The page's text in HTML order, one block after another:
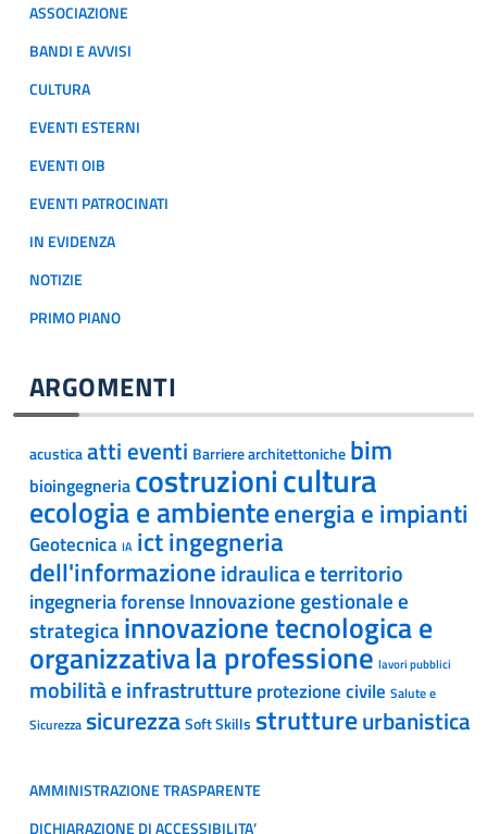
ASSOCIAZIONE
BANDI E AVVISI
CULTURA
EVENTI ESTERNI
EVENTI OIB
EVENTI PATROCINATI
IN EVIDENZA
NOTIZIE
PRIMO PIANO
ARGOMENTI
acusticaatti eventi Barriere architettoniche bim
bioingegneria costruzionicultura
ecologia e ambienteenergia e impianti
Geotecnica IA ict ingegneria
dell'informazione idraulica e territorio
ingegneria forenseInnovazione gestionale e
strategica innovazione tecnologica e
organizzativala professione lavori pubblici
mobilità e infrastruttureprotezione civile Salute e
Sicurezza sicurezzaSoft Skills struttureurbanistica
AMMINISTRAZIONE TRASPARENTE
DICHIARAZIONE DI ACCESSIBILITA’